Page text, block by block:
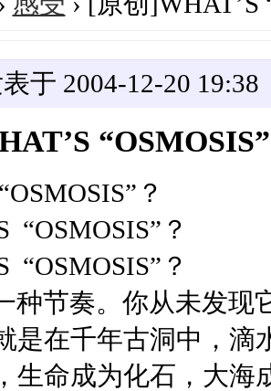
于 2004-12-20 19:38
？
“OSMOSIS”？
“OSMOSIS”？
节奏。你从未发现
是在千年古洞中，
生命成为化石，大